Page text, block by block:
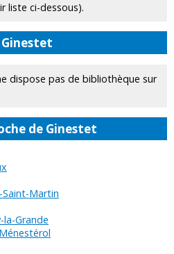
liste ci-dessous).
dispose pas de bibliothèque sur
de Ginestet
Martin
Grande